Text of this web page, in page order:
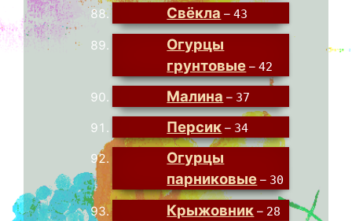
Свёкла –43
Огурцы
грунтовые –42
Малина – 37
Персик – 34
Огурцы
парниковые – 30
Крыжовник – 28